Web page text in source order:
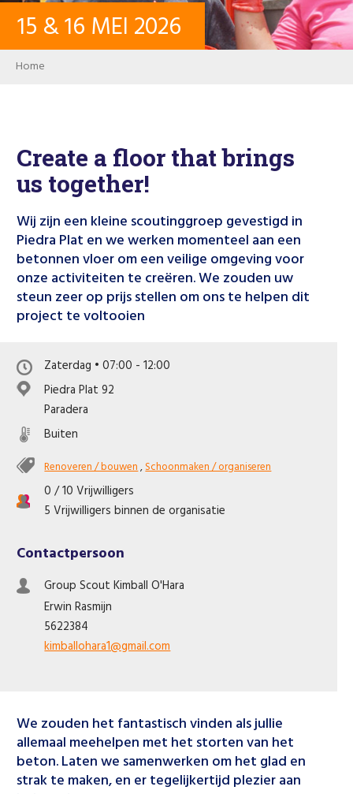
CONTACT
Search
Like ons op Facebook
15 &16 MEI 2026
Breadcrumb
Home
Create a floor that brings
us together!
Wij zijn een kleine scoutinggroep gevestigd in
Piedra Plat en we werken momenteel aan een
betonnen vloer om een ​​veilige omgeving voor
onze activiteiten te creëren. We zouden uw
steun zeer op prijs stellen om ons te helpen dit
project te voltooien
Zaterdag • 07:00 - 12:00
Piedra Plat 92
Paradera
Buiten
Renoveren / bouwen,Schoonmaken / organiseren
0 / 10 Vrijwilligers
5 Vrijwilligers binnen de organisatie
Contactpersoon
Group Scout Kimball O'Hara
ErwinRasmijn
5622384
kimballohara1@gmail.com
We zouden het fantastisch vinden als jullie
allemaal meehelpen met het storten van het
beton. Laten we samenwerken om het glad en
strak te maken, en er tegelijkertijd plezier aan